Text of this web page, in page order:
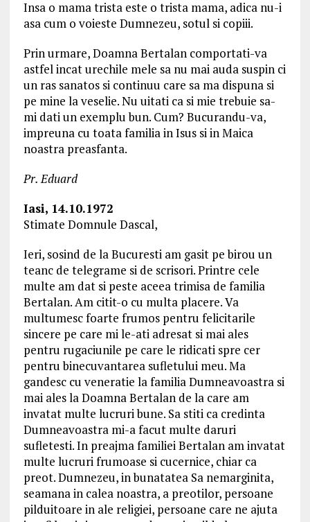
Insa o mama trista este o trista mama, adica nu-i
asa cum o voieste Dumnezeu, sotul si copiii.
Prin urmare, Doamna Bertalan comportati-va
astfel incat urechile mele sa nu mai auda suspin ci
un ras sanatos si continuu care sa ma dispuna si
pe mine la veselie. Nu uitati ca si mie trebuie sa-
mi dati un exemplu bun. Cum? Bucurandu-va,
impreuna cu toata familia in Isus si in Maica
noastra preasfanta.
Pr. Eduard
Iasi, 14.10.1972
Stimate Domnule Dascal,
Ieri, sosind de la Bucuresti am gasit pe birou un
teanc de telegrame si de scrisori. Printre cele
multe am dat si peste aceea trimisa de familia
Bertalan. Am citit-o cu multa placere. Va
multumesc foarte frumos pentru felicitarile
sincere pe care mi le-ati adresat si mai ales
pentru rugaciunile pe care le ridicati spre cer
pentru binecuvantarea sufletului meu. Ma
gandesc cu veneratie la familia Dumneavoastra si
mai ales la Doamna Bertalan de la care am
invatat multe lucruri bune. Sa stiti ca credinta
Dumneavoastra mi-a facut multe daruri
sufletesti. In preajma familiei Bertalan am invatat
multe lucruri frumoase si cucernice, chiar ca
preot. Dumnezeu, in bunatatea Sa nemarginita,
seamana in calea noastra, a preotilor, persoane
pilduitoare in ale religiei, persoane care ne ajuta